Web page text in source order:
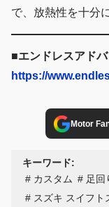
で、放熱性を十分
■エンドレスアド
https://
Motor
キーワード:
カスタム
足回
スズキ スイフト